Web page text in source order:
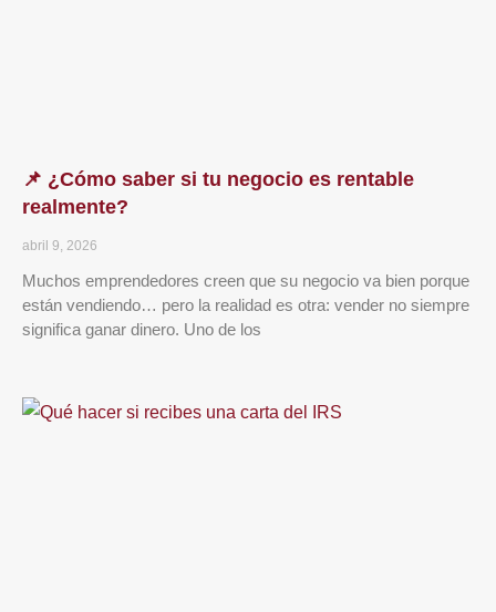
📌 ¿Cómo saber si tu negocio es rentable
realmente?
abril 9, 2026
Muchos emprendedores creen que su negocio va bien porque
están vendiendo… pero la realidad es otra: vender no siempre
significa ganar dinero. Uno de los